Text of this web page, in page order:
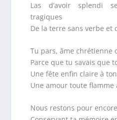
Las d’avoir splendi
tragiques
De la terre sans verbe et
Tu pars, âme chrétienne
Parce que tu savais que
Une fête enfin claire à
Une amour toute flamme
Nous restons pour